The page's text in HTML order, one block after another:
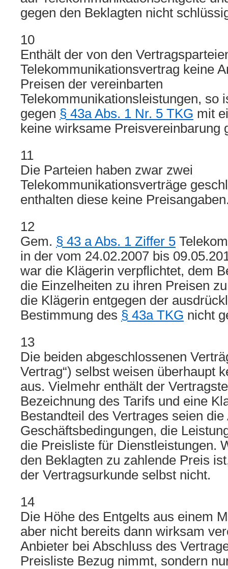
gegen den Beklagten nicht
10
Enthält der von den
Telekommunikationsvertrag keine
Preisen der vereinbarten
Telekommunikationsleistungen, so
gegen § 43a Abs. 1 Nr. 5 TKG mit
keine wirksame Preisvereinbarung
11
Die Parteien haben zwar zwei
Telekommunikationsverträge
enthalten diese keine
12
Gem. § 43 a Abs. 1 Ziffer 5
in der vom 24.02.2007 bis
war die Klägerin verpflichtet, dem
die Einzelheiten zu ihren Preisen
die Klägerin entgegen der
Bestimmung des § 43a TKG nicht
13
Die beiden abgeschlossenen
Vertrag“) selbst weisen überhaupt
aus. Vielmehr enthält der
Bezeichnung des Tarifs und eine
Bestandteil des Vertrages seien
Geschäftsbedingungen, die
die Preisliste für Dienstleistungen.
den Beklagten zu zahlende Preis
der Vertragsurkunde selbst nicht.
14
Die Höhe des Entgelts aus einem
aber nicht bereits dann wirksam
Anbieter bei Abschluss des
Preisliste Bezug nimmt, sondern